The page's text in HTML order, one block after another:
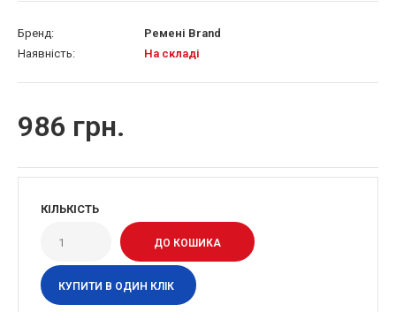
Бренд:
Ремені Brand
Наявність:
На складі
986 грн.
КІЛЬКІСТЬ
КУПИТИ В ОДИН КЛІК